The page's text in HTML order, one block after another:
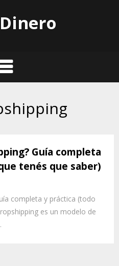
Guía completa
tenés que saber)
completa y práctica (todo
es un modelo de